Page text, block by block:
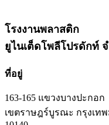
โรงงานพลาสติก
ยูไนเต็ดโพลีโปรดักท์
ที่อยู่
163-165 แขวงบางปะกอก
เขตราษฎร์บูรณะ กรุงเท